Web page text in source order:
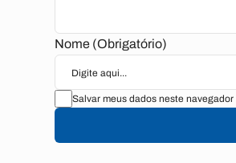
Nome (Obrigatório)
Salvar meus dados neste